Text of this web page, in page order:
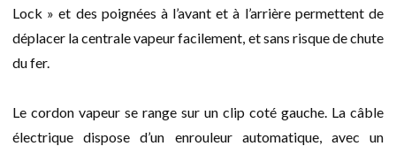
Lock » et des poignées à l’avant et à l’arrière permettent de
déplacer la centrale vapeur facilement, et sans risque de chute
du fer.
Le cordon vapeur se range sur un clip coté gauche. La câble
électrique dispose d’un enrouleur automatique, avec un